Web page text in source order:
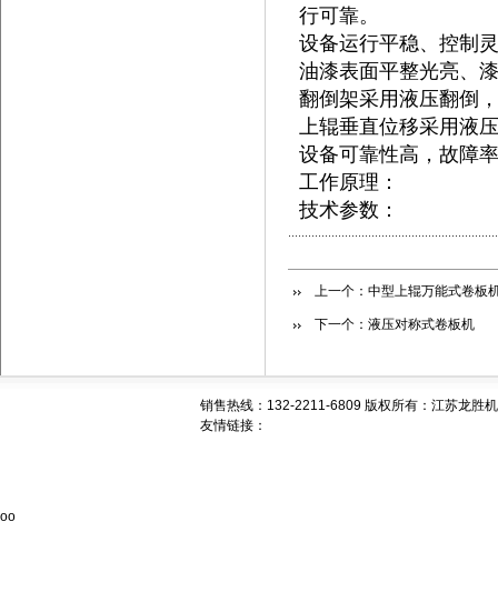
行可靠。
设备运行平稳、控制
油漆表面平整光亮、
翻倒架采用液压翻倒
上辊垂直位移采用液
设备可靠性高，故障
工作原理：
技术参数：
上一个： 中型上辊万能式卷板
下一个： 液压对称式卷板机
销售热线：132-2211-6809 版权所有：江苏龙胜
友情链接：
oo